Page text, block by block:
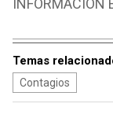
INFORMACIÓN
Temas
Contagios